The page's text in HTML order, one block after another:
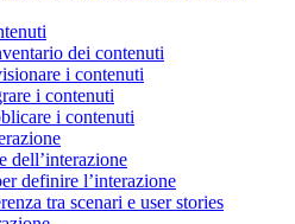
dei contenuti
i contenuti
i contenuti
i contenuti
dell’interazione
definire l’interazione
tra scenari e user stories